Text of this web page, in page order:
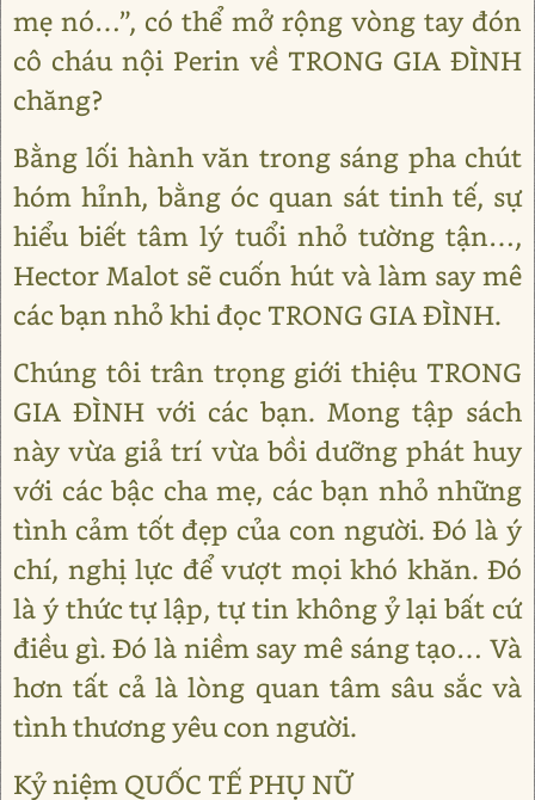
mẹ nó…”, có thể mở rộng vòng tay đón
cô cháu nội Perin về TRONG GIA ĐÌNH
chăng?
Bằng lối hành văn trong sáng pha chút
hóm hỉnh, bằng óc quan sát tinh tế, sự
hiểu biết tâm lý tuổi nhỏ tường tận…,
Hector Malot sẽ cuốn hút và làm say mê
các bạn nhỏ khi đọc TRONG GIA ĐÌNH.
Chúng tôi trân trọng giới thiệu TRONG
GIA ĐÌNH với các bạn. Mong tập sách
này vừa giả trí vừa bồi dưỡng phát huy
với các bậc cha mẹ, các bạn nhỏ những
tình cảm tốt đẹp của con người. Đó là ý
chí, nghị lực để vượt mọi khó khăn. Đó
là ý thức tự lập, tự tin không ỷ lại bất cứ
điều gì. Đó là niềm say mê sáng tạo… Và
hơn tất cả là lòng quan tâm sâu sắc và
tình thương yêu con người.
Kỷ niệm QUỐC TẾ PHỤ NỮ